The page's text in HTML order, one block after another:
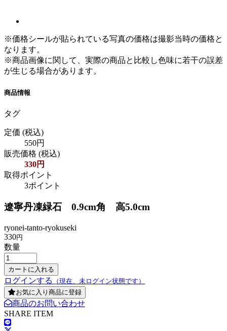
※価格シールが貼られている写真の価格は撮影当時の価格と
なります。
※商品画像に関して、実際の商品と比較し色味に若干の誤差
が生じる場合があります。
商品情報
タグ
定価 (税込)
550円
販売価格 (税込)
330円
取得ポイント
3ポイント
遼寧丹凍緑石 0.9cm角 高5.0cm
ryonei-tanto-ryokuseki
330円
数量
ログインする
（現在、未ログイン状態です）
お気に入り商品に登録
商品のお問い合わせ
SHARE ITEM